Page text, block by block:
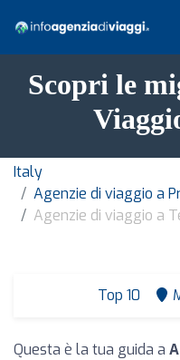
Scopri le
Italy
Agenzie di viaggio a
Agenzie di viaggio a
Top 10
Questa è la tua guida a